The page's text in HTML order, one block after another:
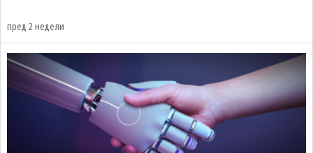
пред 2 недели